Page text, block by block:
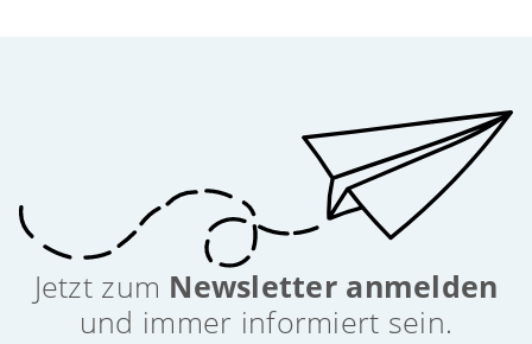
Jetzt zum Newsletter anmelden
und immer informiert sein.